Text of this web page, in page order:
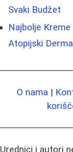
Svaki Budžet
Najbolje
Atopijski
O nama |
Urednici i autori